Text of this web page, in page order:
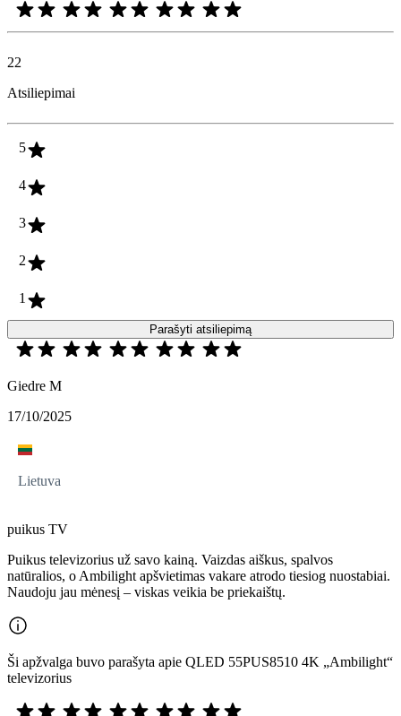
22
Atsiliepimai
5
4
3
2
1
Parašyti atsiliepimą
Giedre M
17/10/2025
Lietuva
puikus TV
Puikus televizorius už savo kainą. Vaizdas aiškus, spalvos
natūralios, o Ambilight apšvietimas vakare atrodo tiesiog nuostabiai.
Naudoju jau mėnesį – viskas veikia be priekaištų.
Ši apžvalga buvo parašyta apie QLED 55PUS8510 4K „Ambilight“
televizorius